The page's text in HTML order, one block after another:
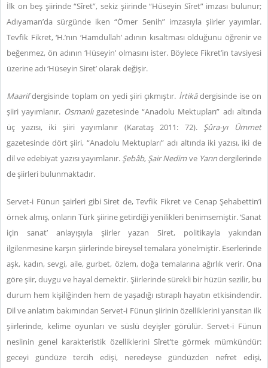
İlk on beş şiirinde “Sîret”, sekiz şiirinde “Hüseyin Sîret” imzası bulunur;
Adıyaman’da sürgünde iken “Ömer Senih” imzasıyla şiirler yayımlar.
Tevfik Fikret, ‘H.’nın ‘Hamdullah’ adının kısaltması olduğunu öğrenir ve
beğenmez, ön adının ‘Hüseyin’ olmasını ister. Böylece Fikret’in tavsiyesi
üzerine adı ‘Hüseyin Siret’ olarak değişir.
Maarifdergisinde toplam on yedi şiiri çıkmıştır. İrtikâdergisinde ise on
şiiri yayımlanır. Osmanlı gazetesinde “Anadolu Mektupları” adı altında
üç yazısı, iki şiiri yayımlanır (Karataş 2011: 72). Şûra-yı Ümmet
gazetesinde dört şiiri, “Anadolu Mektupları” adı altında iki yazısı, iki de
dil ve edebiyat yazısı yayımlanır. Şebâb, Şair Nedimve Yarındergilerinde
de şiirleri bulunmaktadır.
Servet-i Fünun şairleri gibi Siret de, Tevfik Fikret ve Cenap Şehabettin’i
örnek almış, onların Türk şiirine getirdiği yenilikleri benimsemiştir. ‘Sanat
için sanat’ anlayışıyla şiirler yazan Siret, politikayla yakından
ilgilenmesine karşın şiirlerinde bireysel temalara yönelmiştir. Eserlerinde
aşk, kadın, sevgi, aile, gurbet, özlem, doğa temalarına ağırlık verir. Ona
göre şiir, duygu ve hayal demektir. Şiirlerinde sürekli bir hüzün sezilir, bu
durum hem kişiliğinden hem de yaşadığı ıstıraplı hayatın etkisindendir.
Dil ve anlatım bakımından Servet-i Fünun şiirinin özelliklerini yansıtan ilk
şiirlerinde, kelime oyunları ve süslü deyişler görülür. Servet-i Fünun
neslinin genel karakteristik özelliklerini Sîret’te görmek mümkündür:
geceyi gündüze tercih edişi, neredeyse gündüzden nefret edişi,